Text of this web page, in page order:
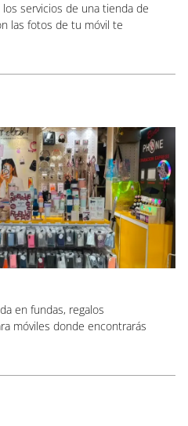
servicios de una tienda de
las fotos de tu móvil te
en fundas, regalos
móviles donde encontrarás